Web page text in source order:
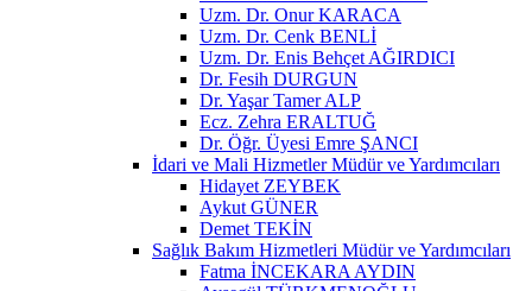
Uzm. Dr. Onur KARACA
Uzm. Dr. Cenk BENLİ
Uzm. Dr. Enis Behçet AĞIRDICI
Dr. Fesih DURGUN
Dr. Yaşar Tamer ALP
Ecz. Zehra ERALTUĞ
Dr. Öğr. Üyesi Emre ŞANCI
İdari ve Mali Hizmetler Müdür ve Yardımcıları
Hidayet ZEYBEK
Aykut GÜNER
Demet TEKİN
Sağlık Bakım Hizmetleri Müdür ve Yardımcıları
Fatma İNCEKARA AYDIN